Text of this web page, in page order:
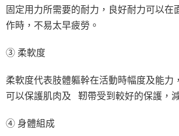
固定用力所需要的耐力，良好耐力可以在
作時，不易太早疲勞。
③ 柔軟度
柔軟度代表肢體軀幹在活動時幅度及能力
可以保護肌肉及 靭帶受到較好的保護，
④ 身體組成